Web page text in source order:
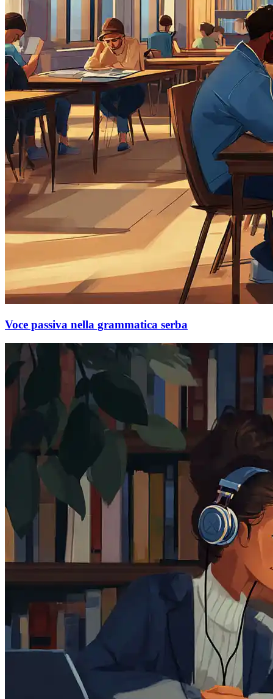
Voce passiva nella grammatica serba